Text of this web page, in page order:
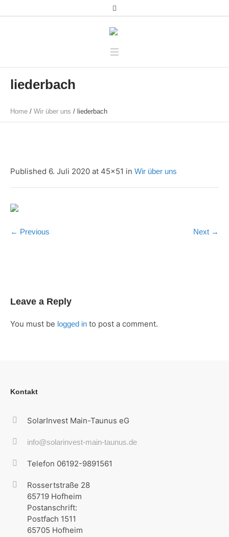
liederbach
Home / Wir über uns / liederbach
Published 6. Juli 2020 at 45×51 in Wir über uns
← Previous Next →
Leave a Reply
You must be logged in to post a comment.
Kontakt
SolarInvest Main-Taunus eG
info@solarinvest-main-taunus.de
Telefon 06192-9891561
Rossertstraße 28
65719 Hofheim
Postanschrift:
Postfach 1511
65705 Hofheim